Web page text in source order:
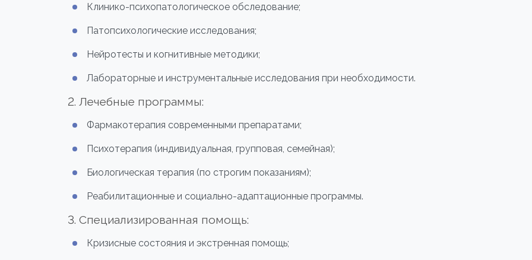
Клинико-психопатологическое обследование;
Патопсихологические исследования;
Нейротесты и когнитивные методики;
Лабораторные и инструментальные исследования при необходимости.
2. Лечебные программы:
Фармакотерапия современными препаратами;
Психотерапия (индивидуальная, групповая, семейная);
Биологическая терапия (по строгим показаниям);
Реабилитационные и социально-адаптационные программы.
3. Специализированная помощь:
Кризисные состояния и экстренная помощь;